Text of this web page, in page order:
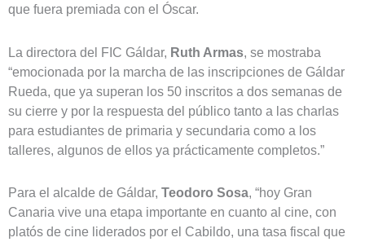
que fuera premiada con el Óscar.
La directora del FIC Gáldar, Ruth Armas , se mostraba
“emocionada por la marcha de las inscripciones de Gáldar
Rueda, que ya superan los 50 inscritos a dos semanas de
su cierre y por la respuesta del público tanto a las charlas
para estudiantes de primaria y secundaria como a los
talleres, algunos de ellos ya prácticamente completos.”
Para el alcalde de Gáldar, Teodoro Sosa, “hoy Gran
Canaria vive una etapa importante en cuanto al cine, con
platós de cine liderados por el Cabildo, una tasa fiscal que